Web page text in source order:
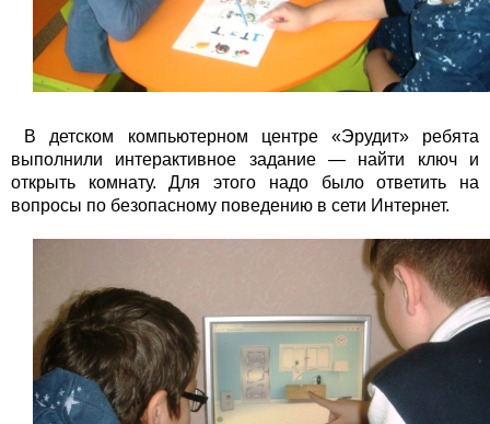
В детском компьютерном центре «Эрудит» ребята
выполнили интерактивное задание — найти ключ и
открыть комнату. Для этого надо было ответить на
вопросы по безопасному поведению в сети Интернет.